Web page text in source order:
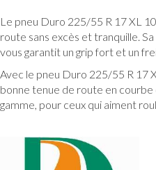
Le pneu Duro 225/55 R 17 XL
route sans excès et tranquille.
vous garantit un grip fort et un
Avec le pneu Duro 225/55 R 17
bonne tenue de route en courbe
gamme, pour ceux qui aiment